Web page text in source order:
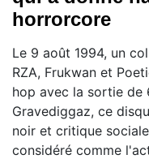
horrorcore
Le 9 août 1994, un
RZA, Frukwan et
hop avec la sortie de
Gravediggaz, ce
noir et critique
considéré comme